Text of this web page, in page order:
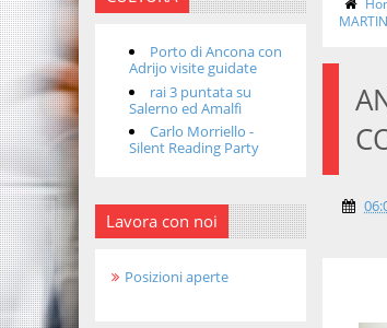
Porto di Ancona con
Adrijo visite guidate
rai 3 puntata su
Salerno ed Amalfi
Carlo Morriello -
Silent Reading Party
Lavora con noi
Posizioni aperte